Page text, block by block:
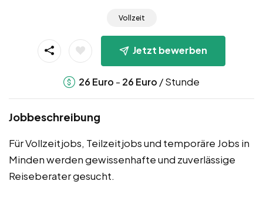
Vollzeit
Jetzt bewerben
26 Euro - 26 Euro / Stunde
Jobbeschreibung
Für Vollzeitjobs, Teilzeitjobs und temporäre Jobs in
Minden werden gewissenhafte und zuverlässige
Reiseberater gesucht.